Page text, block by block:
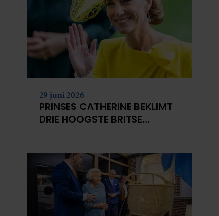
29 juni 2026
PRINSES CATHERINE BEKLIMT
DRIE HOOGSTE BRITSE